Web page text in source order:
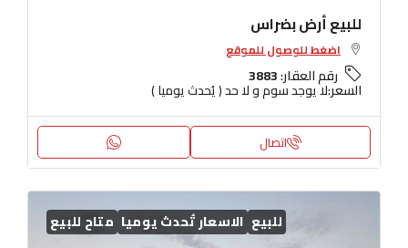
للبيع أرض بضراس
اضغط للوصول للموقع
رقم العقار:3883
السعر:لا يوجد سوم و لا حد ( يُحدث يوميا )
اتصال
للبيع الاسعار تُحدث يوميا متاح للبيع